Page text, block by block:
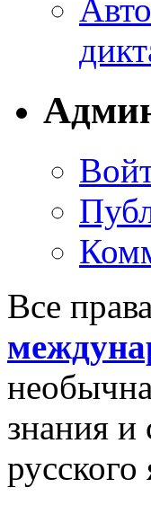
Все
знания и
русского